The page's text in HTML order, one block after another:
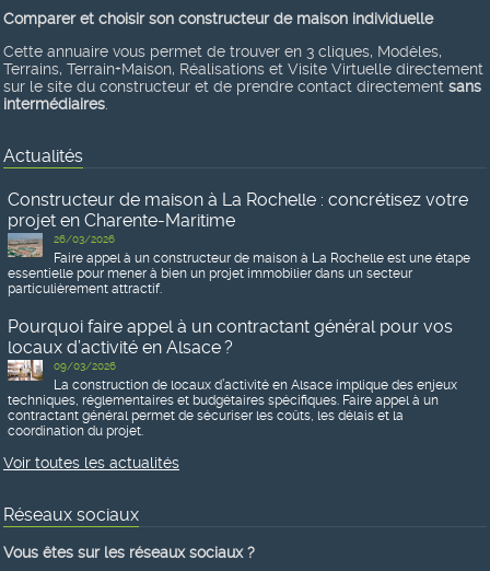
Comparer et choisir son constructeur de maison individuelle
Cette annuaire vous permet de trouver en 3 cliques, Modèles,
Terrains, Terrain+Maison, Réalisations et Visite Virtuelle directement
sur le site du constructeur et de prendre contact directement sans
intermédiaires
Actualités
Constructeur de maison à La Rochelle : concrétisez votre
projet en Charente-Maritime
26/03/2026
Faire appel à un constructeur de maison à La Rochelle est une étape
essentielle pour mener à bien un projet immobilier dans un secteur
particulièrement attractif.
Pourquoi faire appel à un contractant général pour vos
locaux d’activité en Alsace ?
09/03/2026
La construction de locaux d’activité en Alsace implique des enjeux
techniques, réglementaires et budgétaires spécifiques. Faire appel à un
contractant général permet de sécuriser les coûts, les délais et la
coordination du projet.
Voir toutes les actualités
Réseaux sociaux
Vous êtes sur les réseaux sociaux ?